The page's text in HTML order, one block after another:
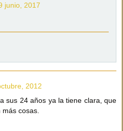
junio, 2017
2012
sus 24 años ya la tiene clara, que
cosas.